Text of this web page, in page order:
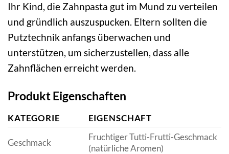
Ihr Kind, die Zahnpasta gut im Mund zu verteilen
und gründlich auszuspucken. Eltern sollten die
Putztechnik anfangs überwachen und
unterstützen, um sicherzustellen, dass alle
Zahnflächen erreicht werden.
Produkt Eigenschaften
KATEGORIE EIGENSCHAFT
Geschmack
Fruchtiger Tutti-Frutti-Geschmack
(natürliche Aromen)